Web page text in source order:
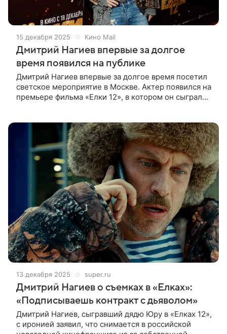
15 декабря 2025 Кино Mail
Дмитрий Нагиев впервые за долгое
время появился на публике
Дмитрий Нагиев впервые за долгое время посетил
светское мероприятие в Москве. Актер появился на
премьере фильма «Елки 12», в котором он сыграл
13 декабря 2025 super.ru
Дмитрий Нагиев о съемках в «Елках»:
«Подписываешь контракт с дьяволом»
Дмитрий Нагиев, сыгравший дядю Юру в «Елках 12»,
с иронией заявил, что снимается в российской